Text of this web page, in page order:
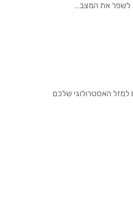
לשפר את המצב…
למזל האסטרולוגי שלכם